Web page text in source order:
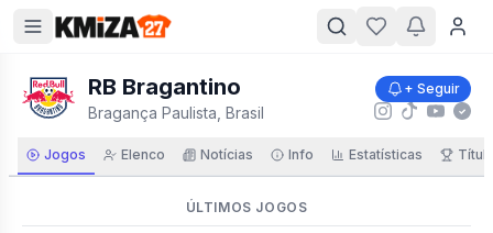
RB Bragantino
Bragança Paulista, Brasil
+ Seguir
Jogos Elenco Notícias Info Estatísticas
ÚLTIMOS JOGOS